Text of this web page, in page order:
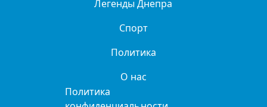
Легенды Днепра
Спорт
Политика
О нас
Политика